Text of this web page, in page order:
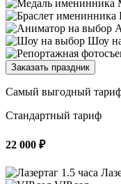
Шоу
Заказать праздник
Самый выгодный
Стандартный тариф
22 000 ₽